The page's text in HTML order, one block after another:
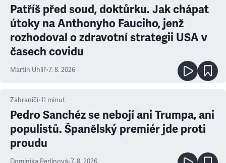
Patříš před soud, doktůrku. Jak chápat
útoky na Anthonyho Fauciho, jenž
rozhodoval o zdravotní strategii USA v
časech covidu
Martin Uhlíř•7. 8. 2026
Zahraničí•11 minut
Pedro Sanchéz se nebojí ani Trumpa, ani
populistů. Španělský premiér jde proti
proudu